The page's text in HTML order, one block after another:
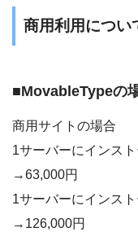
商用利用につい
■MovableTypeの
商用サイトの場合
1サーバーにインス
→63,000円
1サーバーにインス
→126,000円